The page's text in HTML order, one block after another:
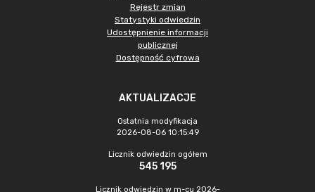
Rejestr zmian
Statystyki odwiedzin
Udostępnienie informacji
publicznej
Dostępność cyfrowa
AKTUALIZACJE
Ostatnia modyfikacja
2026-08-06 10:15:49
Licznik odwiedzin ogółem
545 195
Licznik odwiedzin w m-cu 2026-